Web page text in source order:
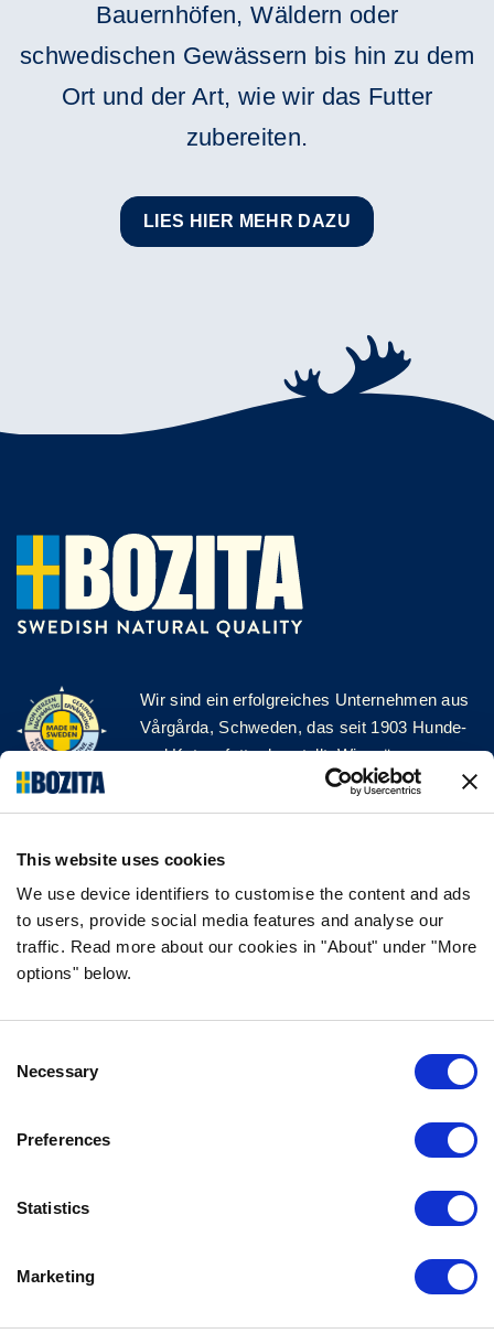
This website uses cookies
We use device identifiers to customise the content and ads
to users, provide social media features and analyse our
traffic. Read more about our cookies in "About" under "More
options" below.
Selection
Necessary
Preferences
Statistics
Marketing
Bauernhöfen, Wäldern oder
schwedischen Gewässern bis hin zu dem
Ort und der Art, wie wir das Futter
zubereiten.
LIES HIER MEHR DAZU
Wir sind ein erfolgreiches Unternehmen aus
Vårgårda, Schweden, das seit 1903 Hunde-
und Katzenfutter herstellt. Wir mögen es
natürlich und einfach. Wir stellen unser
Hunde- und Katzenfutter aus hochwertigen
FOLGE UNS AUF SOCIAL MEDIA
FAQ
KONTAKTIERE UNS
Bozita